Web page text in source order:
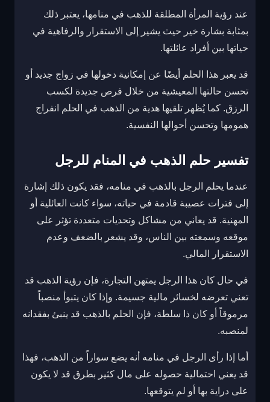
عند رؤية المرأة المطلقة للذهب في منامها، يعتبر ذلك
بمثابة بشارة خير حيث يشير إلى الاستقرار والرفاهية في
حياتها بين أفراد عائلتها.
قد يعبر هذا الحلم أيضًا عن إمكانية دخولها في زواج جديد أو
تحسن حالتها المعيشية من خلال فرص جديدة لكسب
الرزق. كما يُظهر تلقيها هدية من الذهب في الحلم انفراج
همومها وتحسن أحوالها النفسية.
تفسير حلم الذهب في المنام للرجل
عندما يحلم الرجل بالذهب في منامه، فقد يكون ذلك إشارة
إلى فترات عصيبة قادمة في حياته، سواء كانت العائلية أو
المهنية. قد يعاني من مشاكل وتحديات متعددة تؤثر على
موقعه وسمعته بين الناس، وقد يشعر بالضعف وعدم
الاستقرار المالي.
في حال كان هذا الرجل يمتهن التجارة، فإن رؤية الذهب قد
تعني تعرضه لخسائر مالية جسيمة. وإذا كان يتبوأ منصباً
مرموقاً أو كان ذا سلطة، فإن الحلم بالذهب قد ينبئ بفقدانه
لمنصبه.
أما إذا رأى الرجل في منامه أنه يضع سواراً من الذهب، فهذا
قد يعني احتمالية حصوله على مال كثير بطرق قد لا يكون
على دراية بها أو لم يتوقعها.